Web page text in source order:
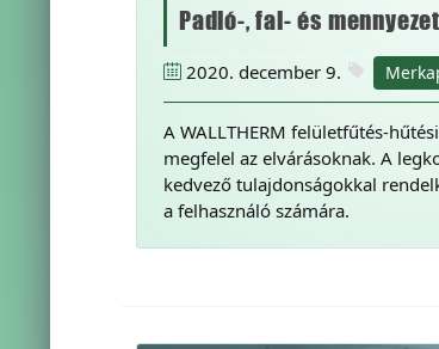
Padló-, fal- és
2020. december 9.
A WALLTHERM felületfűtés-
megfelel az elvárásoknak. A
kedvező tulajdonságokkal
a felhasználó számára.